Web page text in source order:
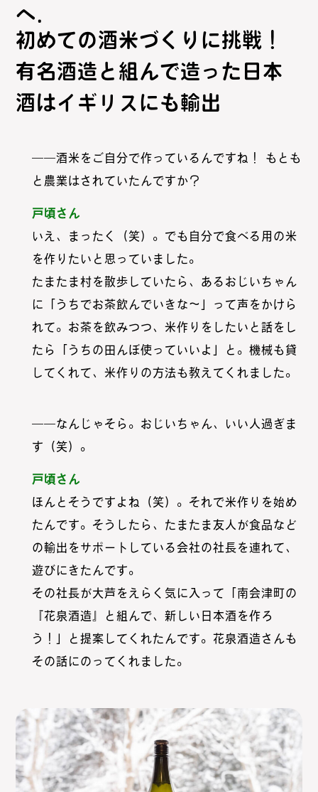
初めての酒米づくりに挑戦！
有名酒造と組んで造った日本
酒はイギリスにも輸出
――酒米をご自分で作っているんですね！ もとも
と農業はされていたんですか？
戸頃さん
いえ、まったく（笑）。でも自分で食べる用の米
を作りたいと思っていました。
たまたま村を散歩していたら、あるおじいちゃん
に「うちでお茶飲んでいきな〜」って声をかけら
れて。お茶を飲みつつ、米作りをしたいと話をし
たら「うちの田んぼ使っていいよ」と。機械も貸
してくれて、米作りの方法も教えてくれました。
――なんじゃそら。おじいちゃん、いい人過ぎま
す（笑）。
戸頃さん
ほんとそうですよね（笑）。それで米作りを始め
たんです。そうしたら、たまたま友人が食品など
の輸出をサポートしている会社の社長を連れて、
遊びにきたんです。
その社長が大芦をえらく気に入って「南会津町の
『花泉酒造』と組んで、新しい日本酒を作ろ
う！」と提案してくれたんです。花泉酒造さんも
その話にのってくれました。